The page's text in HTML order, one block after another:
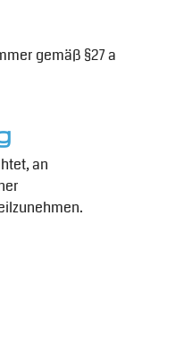
gemäß §27 a
an